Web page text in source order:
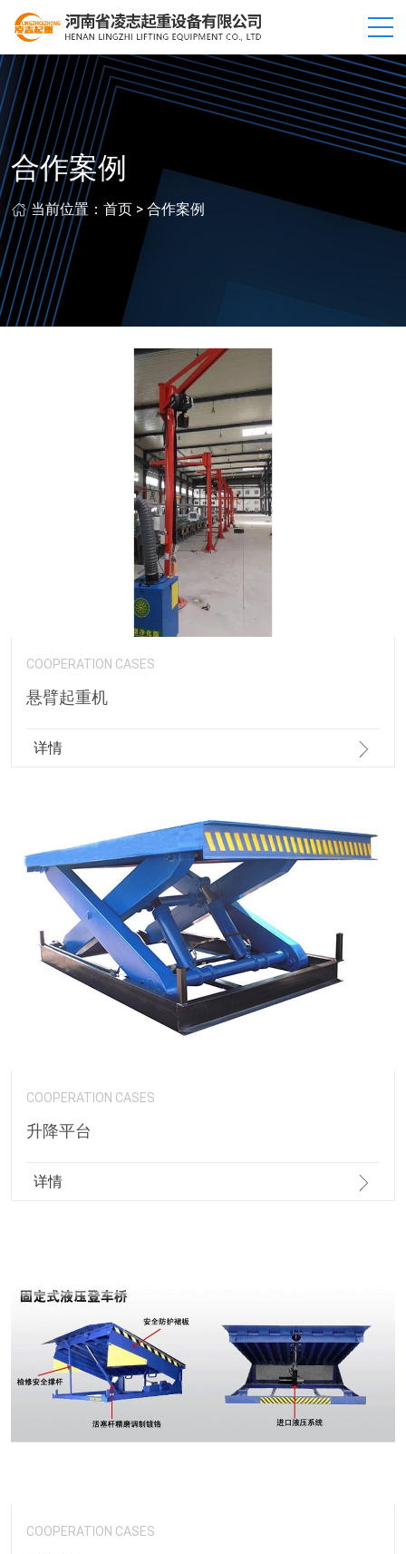
合作案例
当前位置： 首页 > 合作案例
COOPERATION CASES
悬臂起重机
详情
COOPERATION CASES
升降平台
详情
COOPERATION CASES